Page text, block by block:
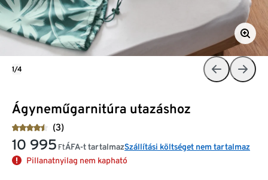
Ágyneműgarnitúra utazáshoz
(3)
10 995 FtÁFA-t tartalmazSzállítási költséget nem tartalmaz
Pillanatnyilag nem kapható
1/4